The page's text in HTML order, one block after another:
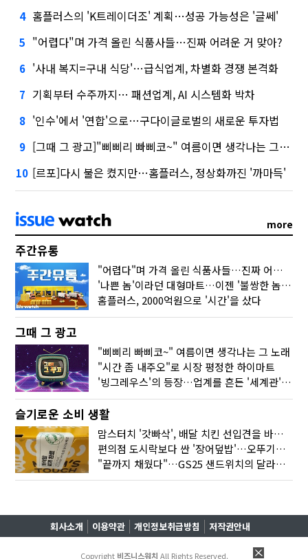
4 홈플러스의 'K트레이더조' 계획…성공 가능성은 '글쎄'
5 "어렵다"며 가격 올린 식품사들…진짜 어려운 거 맞아?
6 '사내 복지=구내 식당'…급식업계, 차별화 경쟁 본격화
7 기획부터 수주까지… 패션업계, AI 시스템화 박차
8 '인수'에서 '연합'으로…구다이글로벌의 새로운 투자법
9 [그때 그 광고]"삐삐리 빠삐코~" 여름이면 생각나는 그 노래
10 [르포]다시 불은 켰지만…홈플러스, 정상화까진 '까마득'
more
주간유통
"어렵다"며 가격 올린 식품사들…진짜 어려운 거 맞아?
'나쁜 놈'이라던 대형마트…이젠 '불쌍한 놈' 됐다
홈플러스, 2000억원으로 '시간'을 샀다
그때 그 광고
"삐삐리 빠삐코~" 여름이면 생각나는 그 노래
"시간 좀 내주오"로 시장 평정한 하이마트
'빙그레우스'의 등장…업계를 흔든 '세계관' 마케팅
슬기로운 소비 생활
맘스터치 '갓빠삭', 배달 치킨 선입견을 바꿨다
편의점 도시락보다 싼 '장어덮밥'…오뚜기가 해냈다
"끝까지 채웠다"…GS25 샌드위치의 달라진 '속'사정
회사소개 이용약관 개인정보취급방침 저작권안내
Copyright 비즈니스워치 All Rights Reserved.